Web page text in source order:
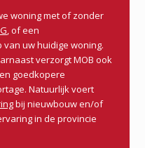
woning met of zonder
, of een
van uw huidige woning.
verzorgt MOB ook
goedkopere
Natuurlijk voert
bij nieuwbouw en/of
in de provincie